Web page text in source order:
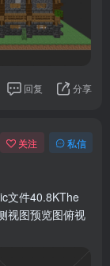
回复 分享
关注 私信
文件40.8KThe
视图预览图俯视